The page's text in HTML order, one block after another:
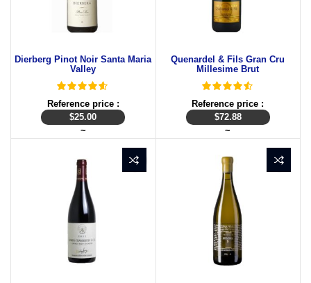
Dierberg Pinot Noir Santa Maria
Valley
Reference price :
$25.00
~
Quenardel & Fils Gran Cru
Millesime Brut
Reference price :
$72.88
~